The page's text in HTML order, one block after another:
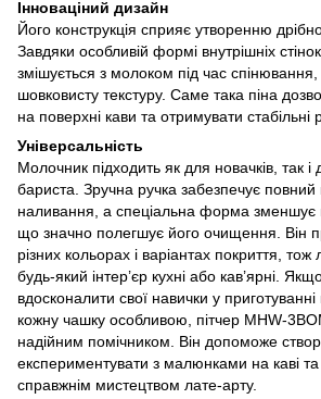
Інноваціний дизайн
Його конструкція сприяє утворенню
Завдяки особливій формі внутрішніх
змішується з молоком під час
шовковисту текстуру. Саме така піна
на поверхні кави та отримувати стабільні
Універсальність
Молочник підходить як для новачків, так і
бариста. Зручна ручка забезпечує повний
наливання, а спеціальна форма зменшує
що значно полегшує його очищення. Він
різних кольорах і варіантах покриття,
будь-який інтер’єр кухні або кав’ярні.
вдосконалити свої навички у
кожну чашку особливою, пітчер MHW-
надійним помічником. Він допоможе
експериментувати з малюнками на каві
справжнім мистецтвом лате-арту.